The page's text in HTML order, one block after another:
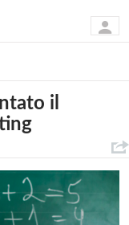
il